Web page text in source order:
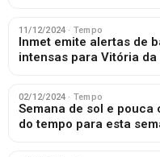
11/12/2024 · Tempo
Inmet emite alertas de
intensas para Vitória da
02/12/2024 · Tempo
Semana de sol e pouca
do tempo para esta